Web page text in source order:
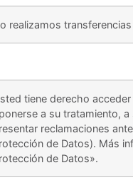
realizamos
tiene derecho
a su tratamiento,
reclamaciones
de Datos). Más
de Datos».